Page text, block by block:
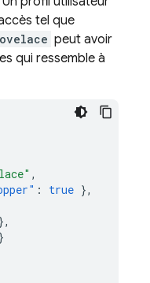
tel que
peut avoir
qui ressemble à
,
: true },
},
}